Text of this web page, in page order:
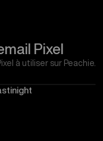
Pixel
à utiliser sur Peachie.